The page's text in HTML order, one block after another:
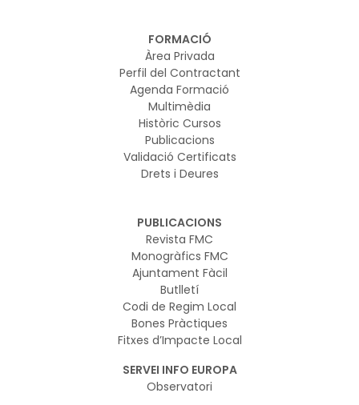
FORMACIÓ
Àrea Privada
Perfil del Contractant
Agenda Formació
Multimèdia
Històric Cursos
Publicacions
Validació Certificats
Drets i Deures
PUBLICACIONS
Revista FMC
Monogràfics FMC
Ajuntament Fàcil
Butlletí
Codi de Regim Local
Bones Pràctiques
Fitxes d’Impacte Local
SERVEI INFO EUROPA
Observatori